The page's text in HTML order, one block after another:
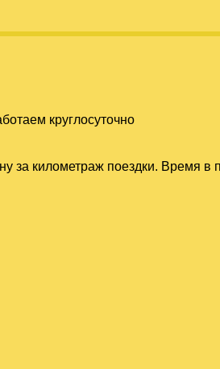
круглосуточно
километраж поездки. Время в